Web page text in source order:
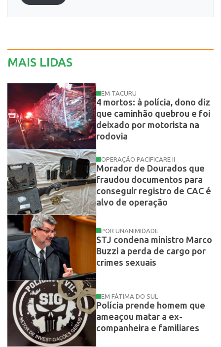
MAIS LIDAS
EM TACURU
4 mortos: à polícia, dono diz
que caminhão quebrou e foi
deixado por motorista na
rodovia
OPERAÇÃO PACIFICARE II
Morador de Dourados que
fraudou documentos para
conseguir registro de CAC é
alvo de operação
POR UNANIMIDADE
STJ condena ministro Marco
Buzzi a perda de cargo por
crimes sexuais
EM FÁTIMA DO SUL
Polícia prende homem que
ameaçou matar a ex-
companheira e familiares